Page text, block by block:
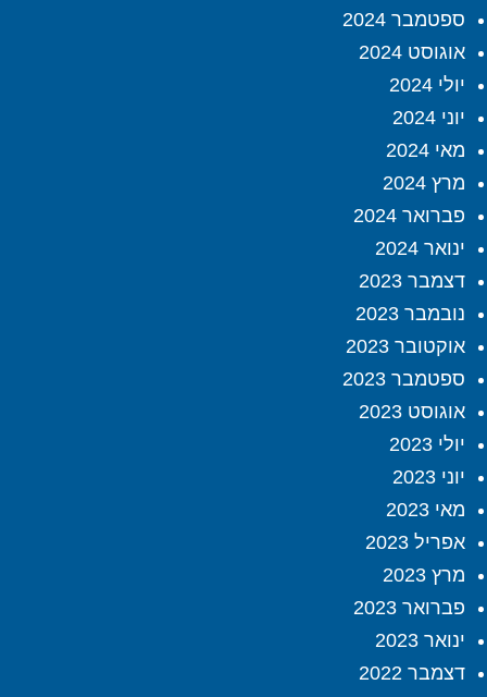
ספטמבר 2024
אוגוסט 2024
יולי 2024
יוני 2024
מאי 2024
מרץ 2024
פברואר 2024
ינואר 2024
דצמבר 2023
נובמבר 2023
אוקטובר 2023
ספטמבר 2023
אוגוסט 2023
יולי 2023
יוני 2023
מאי 2023
אפריל 2023
מרץ 2023
פברואר 2023
ינואר 2023
דצמבר 2022